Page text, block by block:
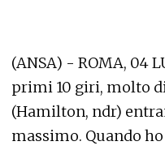
(ANSA) - ROMA, 04
primi 10 giri, molto
(Hamilton, ndr)
massimo. Quando